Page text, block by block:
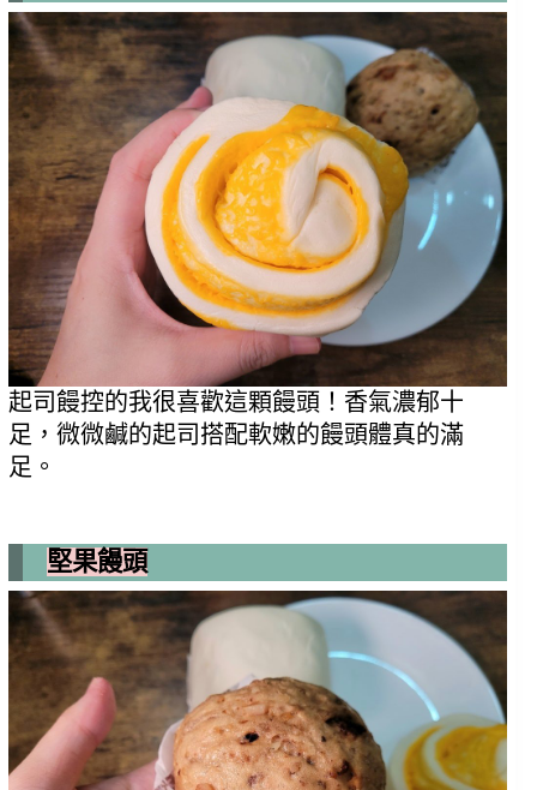
起司饅控的我很喜歡這顆饅頭！香氣濃郁十
足，微微鹹的起司搭配軟嫩的饅頭體真的滿
足。
堅果饅頭